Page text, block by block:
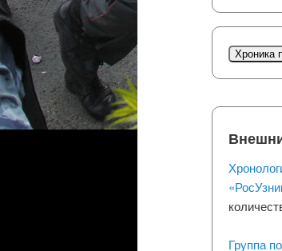
Хроника
Группа